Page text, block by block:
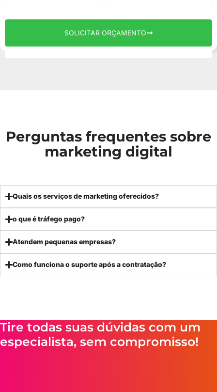
SOLICITAR ORÇAMENTO
Perguntas frequentes sobre
marketing digital
Quais os serviços de marketing oferecidos?
o que é tráfego pago?
Atendem pequenas empresas?
Como funciona o suporte após a contratação?
Tire todas suas dúvidas com um
especialista, sem compromisso!